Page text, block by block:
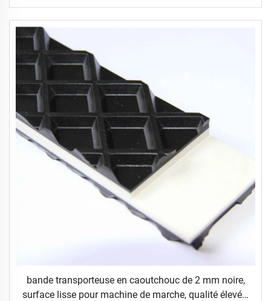
bande transporteuse en caoutchouc de 2 mm noire,
surface lisse pour machine de marche, qualité élevée,